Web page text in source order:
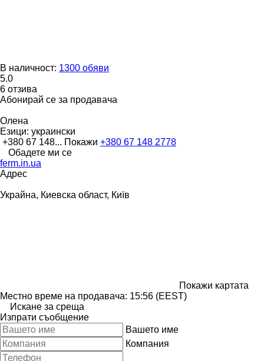
В наличност: 1300 обяви
5.0
6 отзива
Абонирай се за продавача
Олена
Езици: украински
+380 67 148... Покажи +380 67 148 2778
Обадете ми се
ferm.in.ua
Адрес
Украйна, Киевска област, Київ
Покажи картата
Местно време на продавача: 15:56 (EEST)
Искане за среща
Изпрати съобщение
Вашето име
Компания